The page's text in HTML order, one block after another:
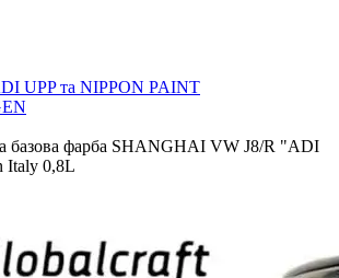
UPP та NIPPON PAINT
базова фарба SHANGHAI VW J8/R "ADI
Italy 0,8L